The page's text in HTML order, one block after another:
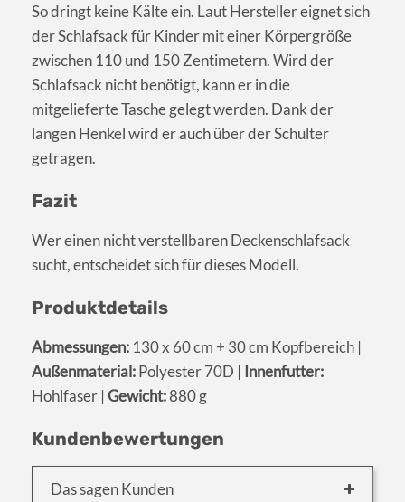
So dringt keine Kälte ein. Laut Hersteller eignet sich
der Schlafsack für Kinder mit einer Körpergröße
zwischen 110 und 150 Zentimetern. Wird der
Schlafsack nicht benötigt, kann er in die
mitgelieferte Tasche gelegt werden. Dank der
langen Henkel wird er auch über der Schulter
getragen.
Fazit
Wer einen nicht verstellbaren Deckenschlafsack
sucht, entscheidet sich für dieses Modell.
Produktdetails
Abmessungen: 130 x 60 cm + 30 cm Kopfbereich |
Außenmaterial:Polyester 70D | Innenfutter:
Hohlfaser | Gewicht:880 g
Kundenbewertungen
Das sagen Kunden